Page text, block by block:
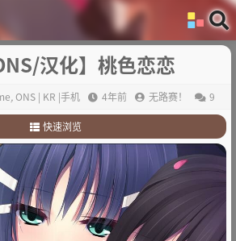
汉化】桃色恋恋
,ONS | KR |手机 4年前 无路赛！ 9
快速浏览